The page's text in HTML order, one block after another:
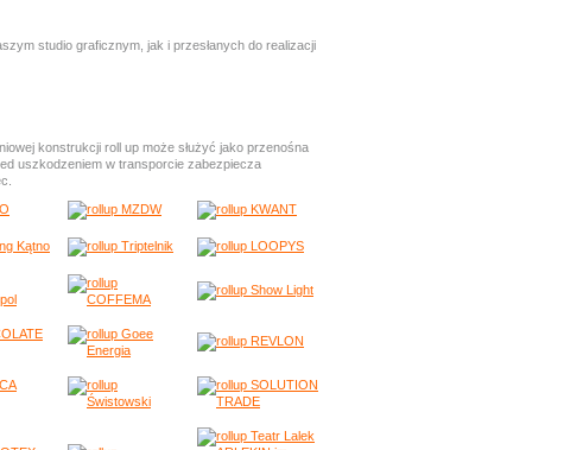
studio graficznym, jak i przesłanych do realizacji
konstrukcji roll up może służyć jako przenośna
uszkodzeniem w transporcie zabezpiecza